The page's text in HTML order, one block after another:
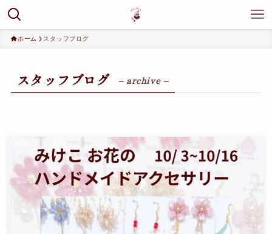
ホーム スタッフブログ
スタッフブログ – archive –